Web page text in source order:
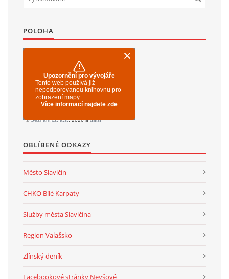
POLOHA
OBLÍBENÉ ODKAZY
Město Slavičín
CHKO Bílé Karpaty
Služby města Slavičína
Region Valašsko
Zlínský deník
Facebookové stránky Nevšové